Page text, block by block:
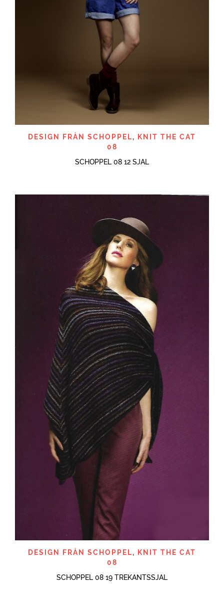
DESIGN FRÅN SCHOPPEL,
KNIT THE CAT
08
SCHOPPEL 08 12 SJAL
DESIGN FRÅN SCHOPPEL,
KNIT THE CAT
08
SCHOPPEL 08 19 TREKANTSSJAL